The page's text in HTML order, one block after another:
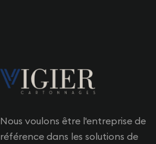
Nous voulons être l'entreprise de
référence dans les solutions de